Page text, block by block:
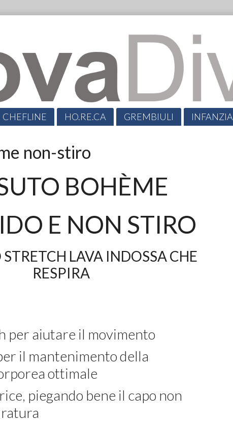
CHEFLINE HO.RE.CA GREMBIULI INFANZIA
non-stiro
BOHÈME
E NON STIRO
STRETCH LAVA INDOSSA CHE
RESPIRA
per aiutare il movimento
il mantenimento della
ottimale
piegando bene il capo non